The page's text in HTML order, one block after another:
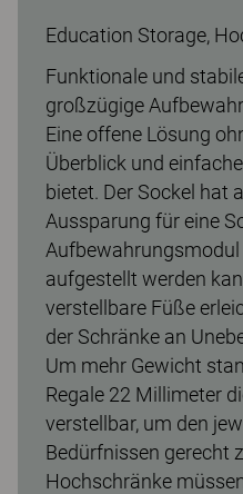
Education Storage,
Funktionale und
großzügige
Eine offene Lösung
Überblick und
bietet. Der Sockel hat
Aussparung für eine
Aufbewahrungsmodul
aufgestellt werden
verstellbare Füße
der Schränke an
Um mehr Gewicht
Regale 22 Millimeter
verstellbar, um den
Bedürfnissen gerecht
Hochschränke